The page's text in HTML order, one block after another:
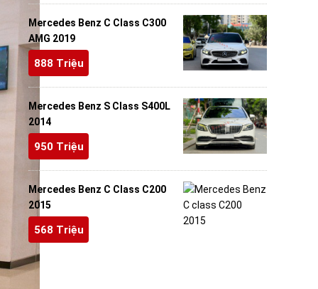
Mercedes Benz C Class C300
AMG 2019
888 Triệu
Mercedes Benz S Class S400L
2014
950 Triệu
Mercedes Benz C Class C200
2015
568 Triệu